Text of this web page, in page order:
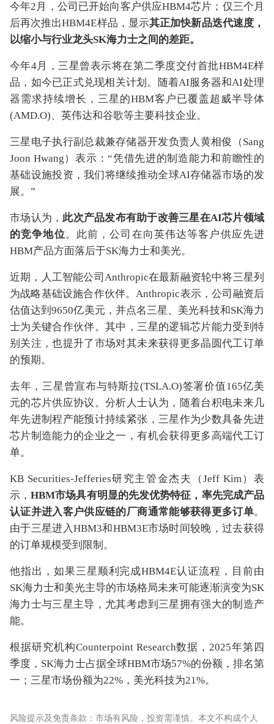
今年2月，公司已开始向客户供应HBM4芯片；仅三个月
后再次推出HBM4E样品，显示其正加快新品迭代速度，
以缩小与行业龙头SK海力士之间的差距。
今年4月，三星曾表示将在第二季度交付首批HBM4E样
品，如今已正式兑现相关计划。随着AI服务器和AI处理
器需求持续增长，三星的HBM客户已覆盖超威半导体
(AMD.O)、英伟达和谷歌等主要科技企业。
三星电子执行副总裁兼存储器开发负责人黄相俊（Sang
Joon Hwang）表示：“凭借先进的制造能力和前瞻性的
基础设施投资，我们将继续推动全球AI存储器市场的发
展。”
市场认为，此次产品发布有助于改善三星在AI芯片领域
的竞争地位。此前，公司在向英伟达等客户供应先进
HBM产品方面落后于SK海力士和美光。
近期，人工智能公司Anthropic在最新融资轮中将三星列
为战略基础设施合作伙伴。Anthropic表示，公司融资后
估值达到9650亿美元，并点名三星、美光科技和SK海力
士为关键合作伙伴。其中，三星的逻辑芯片能力受到特
别关注，也提升了市场对其未来获得更多晶圆代工订单
的预期。
去年，三星曾宣布与特斯拉(TSLA.O)签署价值165亿美
元的芯片供应协议。分析人士认为，随着台积电未来几
年先进制程产能预计持续紧张，三星作为少数具备先进
芯片制造能力的企业之一，有机会获得更多高端代工订
单。
KB Securities-Jefferies研究主管金杰夫（Jeff Kim）表
示，HBM市场具有明显的先发优势特征，率先完成产品
认证并进入客户供应链的厂商通常能够获得更多订单。
由于三星进入HBM3和HBM3E市场时间较晚，过去获得
的订单规模受到限制。
他指出，如果三星顺利完成HBM4E认证流程，目前由
SK海力士和美光主导的市场格局未来可能逐渐演变为SK
海力士与三星主导，尤其考虑到三星拥有强大的制造产
能。
根据研究机构Counterpoint Research数据，2025年第四
季度，SK海力士占据全球HBM市场57%的份额，排名第
一；三星市场份额为22%，美光科技为21%。
风险提示及免责条款：市场有风险，投资需谨慎。本文不构成个人